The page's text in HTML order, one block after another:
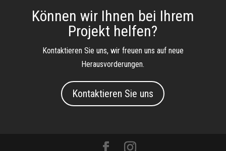
Können wir Ihnen bei Ihrem
Projekt helfen?
Kontaktieren Sie uns, wir freuen uns auf neue
Herausvorderungen.
Kontaktieren Sie uns